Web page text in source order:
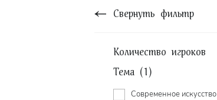
Свернуть фильтр
Количество игроков
Тема (1)
Cовременное искусство